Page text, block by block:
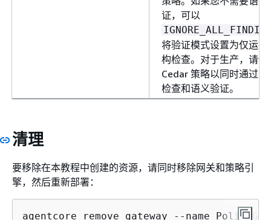
证，可以
将验证模式设置为仅运行
构检查。对于生产，请修
Cedar 策略以同时通过架
检查和语义验证。
清理
要移除在本教程中创建的资源，请同时移除网关和策略引
擎，然后重新部署：
agentcore remove gateway --name